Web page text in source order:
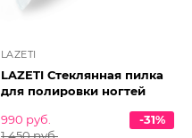
LAZETI
LAZETI Стеклянная пилка
для полировки ногтей
990 руб.
-31%